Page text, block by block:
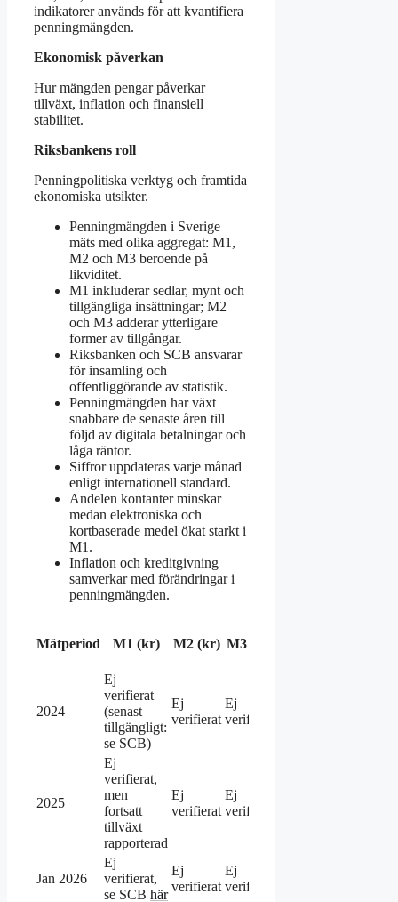
indikatorer används för att kvantifiera
penningmängden.
Ekonomisk påverkan
Hur mängden pengar påverkar
tillväxt, inflation och finansiell
stabilitet.
Riksbankens roll
Penningpolitiska verktyg och framtida
ekonomiska utsikter.
Penningmängden i Sverige
mäts med olika aggregat: M1,
M2 och M3 beroende på
likviditet.
M1 inkluderar sedlar, mynt och
tillgängliga insättningar; M2
och M3 adderar ytterligare
former av tillgångar.
Riksbanken och SCB ansvarar
för insamling och
offentliggörande av statistik.
Penningmängden har växt
snabbare de senaste åren till
följd av digitala betalningar och
låga räntor.
Siffror uppdateras varje månad
enligt internationell standard.
Andelen kontanter minskar
medan elektroniska och
kortbaserade medel ökat starkt i
M1.
Inflation och kreditgivning
samverkar med förändringar i
penningmängden.
Mätperiod M1 (kr) M2 (kr) M3 (kr)
2024
Ej
verifierat
(senast
tillgängligt:
se SCB)
Ej
verifierat
Ej
verifierat
2025
Ej
verifierat,
men
fortsatt
tillväxt
rapporterad
Ej
verifierat
Ej
verifierat
Jan 2026
Ej
verifierat,
se SCB här
Ej
verifierat
Ej
verifierat